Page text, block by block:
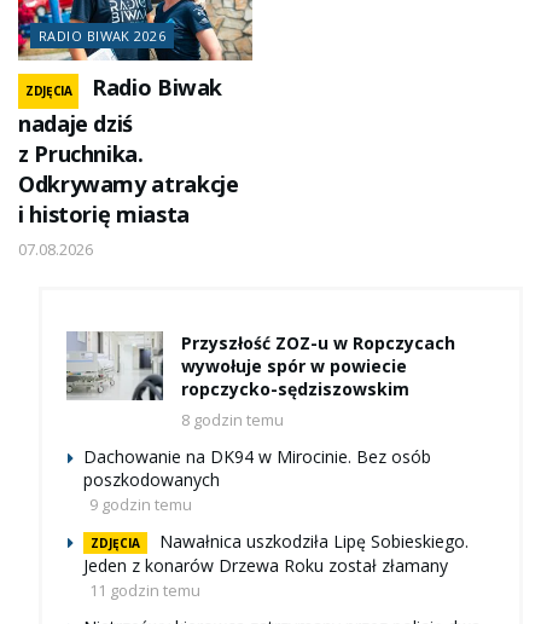
RADIO BIWAK 2026
ZDJĘCIA
Radio Biwak
nadaje dziś
z Pruchnika.
Odkrywamy atrakcje
i historię miasta
07.08.2026
Przyszłość ZOZ-u w Ropczycach
wywołuje spór w powiecie
ropczycko-sędziszowskim
8 godzin temu
Dachowanie na DK94 w Mirocinie. Bez osób
poszkodowanych
9 godzin temu
ZDJĘCIA
Nawałnica uszkodziła Lipę Sobieskiego.
Jeden z konarów Drzewa Roku został złamany
11 godzin temu